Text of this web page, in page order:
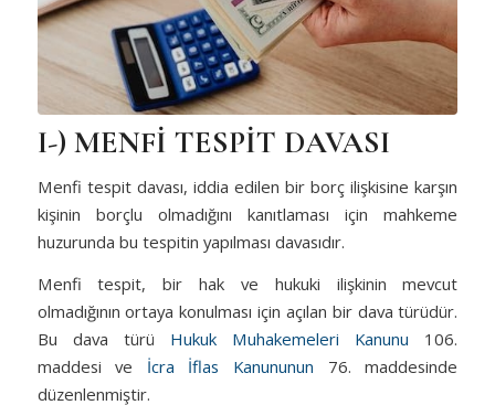
I-) MENFİ TESPİT DAVASI
Menfi tespit davası, iddia edilen bir borç ilişkisine karşın
kişinin borçlu olmadığını kanıtlaması için mahkeme
huzurunda bu tespitin yapılması davasıdır.
Menfi tespit, bir hak ve hukuki ilişkinin mevcut
olmadığının ortaya konulması için açılan bir dava türüdür.
Bu dava türü Hukuk Muhakemeleri Kanunu 106.
maddesi ve İcra İflas Kanununun 76. maddesinde
düzenlenmiştir.